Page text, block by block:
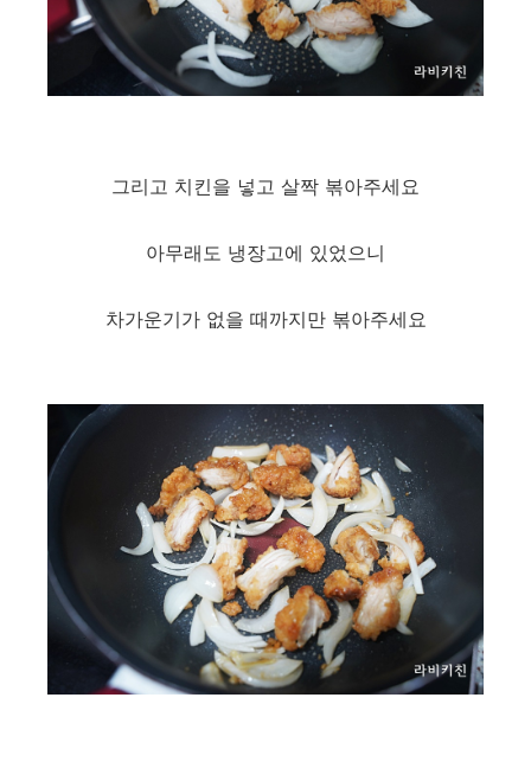
그리고 치킨을 넣고 살짝 볶아주세요
아무래도 냉장고에 있었으니
차가운기가 없을 때까지만 볶아주세요